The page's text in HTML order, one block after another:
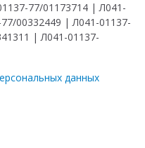
77/01173714 | Л041-
00332449 | Л041-01137-
| Л041-01137-
данных